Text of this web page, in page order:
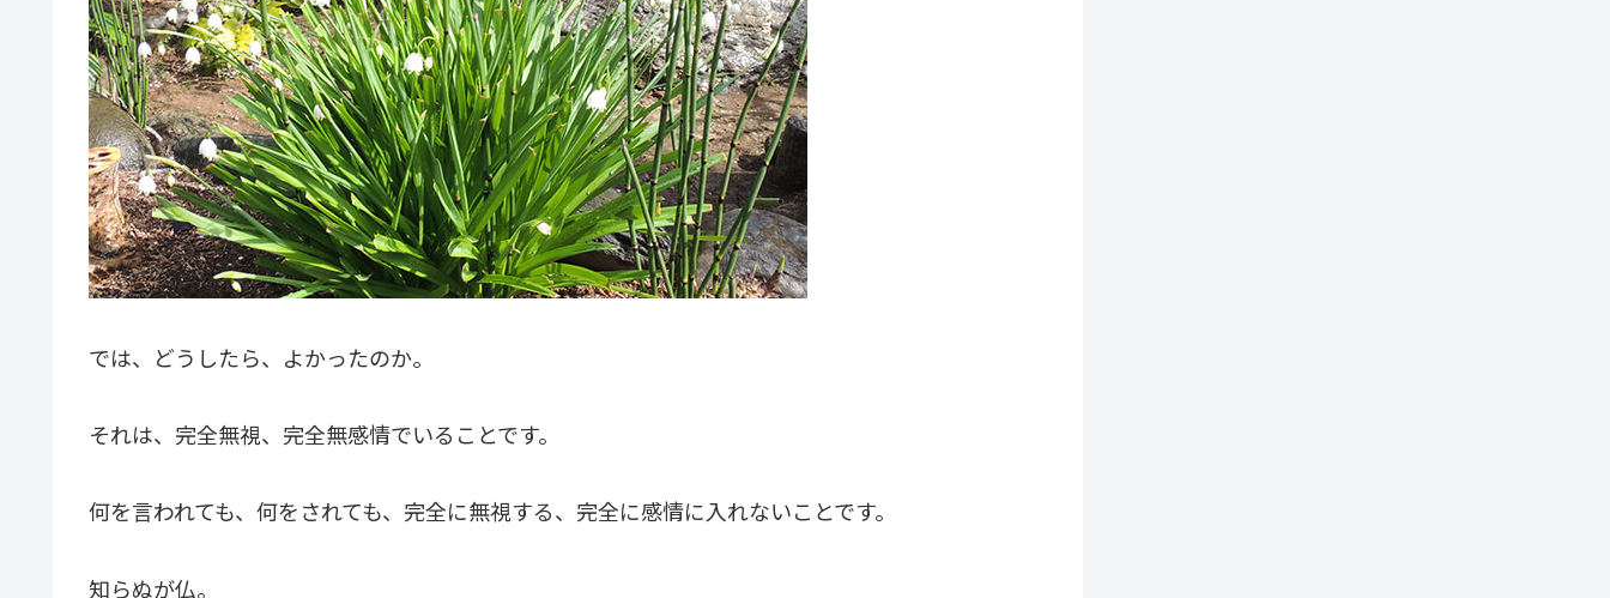
では、どうしたら、よかったのか。
それは、完全無視、完全無感情でいることです。
何を言われても、何をされても、完全に無視する、完全に感情に入れないことです。
知らぬが仏。